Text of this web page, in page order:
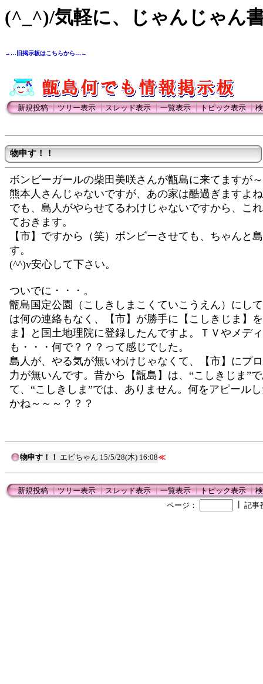
(^_^)/気軽に、じゃんじゃん
→…旧掲示板はこちらから…←
新規投稿┃ツリー表示┃スレッド表示┃一覧表示┃トピック表示┃
物申す！！
ボンビーガールの柴田美咲さんが甑島に来てますが
熊本人さんじゃないですが、あの家は酷過ぎますよ
でも、島人がやらせてるわけじゃないですから、こ
ておきます。
【市】ですから（笑）ボンビーさせても、ちゃんと
す。
(^^)v安心して下さい。
ついでに・・・。
甑島国定公園（こしきしまこくていこうえん）にし
は何の連絡もなく、【市】が勝手に【こしきじま】
ま】と国土地理院に登録したんですよ。ＴＶやメデ
も・・・何で？？？って感じでした。
島人が、やる気が無いわけじゃなくて、【市】にプ
力が無いんです。昔から【甑島】は、“こしきじま”
て、“こしきしま”では、ありません。何をアピール
かね～～～？？？
物申す！！ エビちゃん 15/5/28(木) 16:08≪
新規投稿┃ツリー表示┃スレッド表示┃一覧表示┃トピック表示┃
ページ：
記事